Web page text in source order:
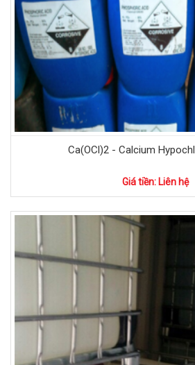
Ca(OCl)2 - Calcium
Giá tiền: Liên hệ